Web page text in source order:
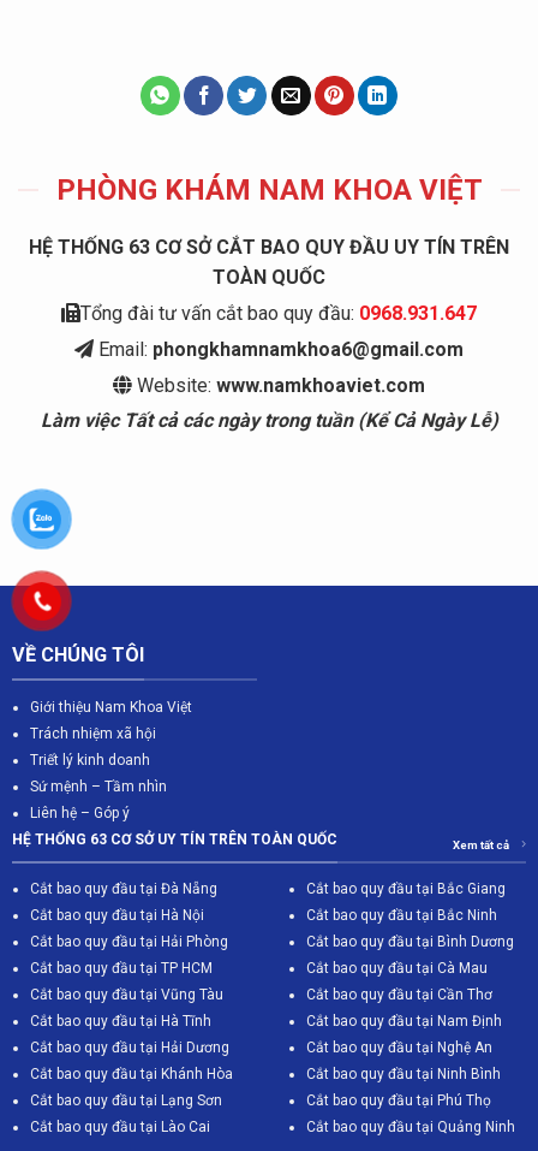
PHÒNG KHÁM NAM KHOA VIỆT
HỆ THỐNG 63 CƠ SỞ CẮT BAO QUY ĐẦU UY TÍN TRÊN
TOÀN QUỐC
Tổng đài tư vấn cắt bao quy đầu: 0968.931.647
Email: phongkhamnamkhoa6@gmail.com
Website: www.namkhoaviet.com
Làm việc Tất cả các ngày trong tuần (Kể Cả Ngày Lễ)
VỀ CHÚNG TÔI
Giới thiệu Nam Khoa Việt
Trách nhiệm xã hội
Triết lý kinh doanh
Sứ mệnh – Tầm nhìn
Liên hệ – Góp ý
HỆ THỐNG 63 CƠ SỞ UY TÍN TRÊN TOÀN QUỐC
Xem tất cả
Cắt bao quy đầu tại Đà Nẵng
Cắt bao quy đầu tại Hà Nội
Cắt bao quy đầu tại Hải Phòng
Cắt bao quy đầu tại TP HCM
Cắt bao quy đầu tại Vũng Tàu
Cắt bao quy đầu tại Bắc Giang
Cắt bao quy đầu tại Bắc Ninh
Cắt bao quy đầu tại Bình Dương
Cắt bao quy đầu tại Cà Mau
Cắt bao quy đầu tại Cần Thơ
Cắt bao quy đầu tại Hà Tĩnh
Cắt bao quy đầu tại Hải Dương
Cắt bao quy đầu tại Khánh Hòa
Cắt bao quy đầu tại Lạng Sơn
Cắt bao quy đầu tại Lào Cai
Cắt bao quy đầu tại Nam Định
Cắt bao quy đầu tại Nghệ An
Cắt bao quy đầu tại Ninh Bình
Cắt bao quy đầu tại Phú Thọ
Cắt bao quy đầu tại Quảng Ninh